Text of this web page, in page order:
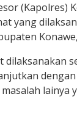
(Kapolres)
yang
dilaksanakan
lainya